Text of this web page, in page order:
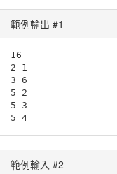
範例輸出 #1
16
2 1
3 6
5 2
5 3
5 4
範例輸入 #2